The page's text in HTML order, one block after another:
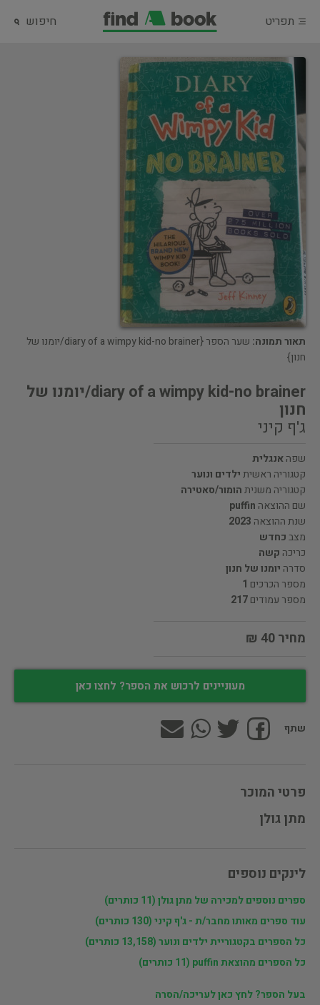
תפריט חיפוש
תאור תמונה:
שער הספר {diary of a wimpy kid-no brainer/יומנו של
חנון}
diary of a wimpy kid-no brainer/יומנו של
חנון
ג'ף קיני
שפהאנגלית
קטגוריה ראשיתילדים ונוער
קטגוריה משניתהומור/סאטירה
שם ההוצאה puffin
שנת ההוצאה 2023
מצבכחדש
כריכה קשה
סדרה יומנו של חנון
מספר הכרכים 1
מספר עמודים217
מחיר 40 ₪
מעוניינים לרכוש את הספר? לחצו כאן
שתף
פרטי המוכר
מתן גולן
לינקים נוספים
ספרים נוספים למכירה של מתן גולן (11 כותרים)
עוד ספרים מאותו מחבר/ת - ג'ף קיני (130 כותרים)
כל הספרים בקטגוריית ילדים ונוער (13,158 כותרים)
כל הספרים מהוצאת puffin (11 כותרים)
בעל הספר? לחץ כאן לעריכה/הסרה